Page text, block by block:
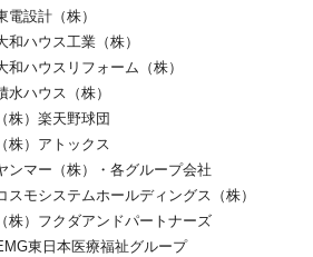
電設計（株）
和ハウス工業（株）
和ハウスリフォーム（株）
水ハウス（株）
株）楽天野球団
株）アトックス
ンマー（株）・各グループ会社
スモシステムホールディングス（株）
株）フクダアンドパートナーズ
東日本医療福祉グループ